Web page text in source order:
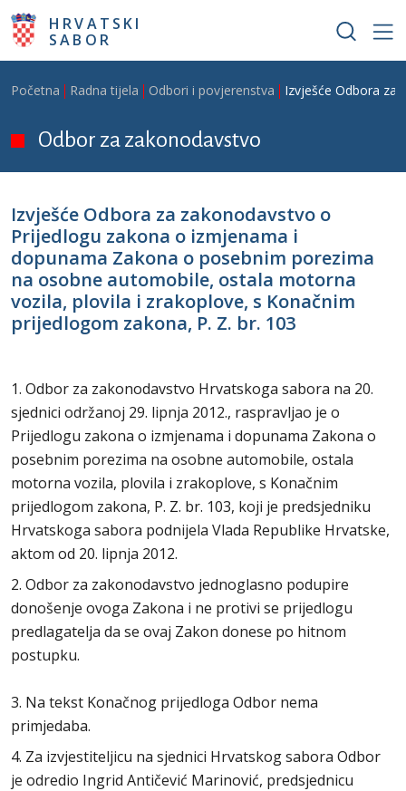
Skoči na glavni sadržaj
HRVATSKI
SABOR
Breadcrumb
Početna Radna tijela Odbori i povjerenstva Izvješće Odbora za
Odbor za zakonodavstvo
Izvješće Odbora za zakonodavstvo o
Prijedlogu zakona o izmjenama i
dopunama Zakona o posebnim porezima
na osobne automobile, ostala motorna
vozila, plovila i zrakoplove, s Konačnim
prijedlogom zakona, P. Z. br. 103
1. Odbor za zakonodavstvo Hrvatskoga sabora na 20.
sjednici održanoj 29. lipnja 2012., raspravljao je o
Prijedlogu zakona o izmjenama i dopunama Zakona o
posebnim porezima na osobne automobile, ostala
motorna vozila, plovila i zrakoplove, s Konačnim
prijedlogom zakona, P. Z. br. 103, koji je predsjedniku
Hrvatskoga sabora podnijela Vlada Republike Hrvatske,
aktom od 20. lipnja 2012.
2. Odbor za zakonodavstvo jednoglasno podupire
donošenje ovoga Zakona i ne protivi se prijedlogu
predlagatelja da se ovaj Zakon donese po hitnom
postupku.
3. Na tekst Konačnog prijedloga Odbor nema
primjedaba.
4. Za izvjestiteljicu na sjednici Hrvatskog sabora Odbor
je odredio Ingrid Antičević Marinović, predsjednicu